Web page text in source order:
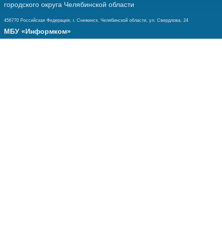
городского округа Челябинской области
456770 Российская Федерация, г. Снежинск, Челябинской области, ул. Свердлова, 24
МБУ «Информком»